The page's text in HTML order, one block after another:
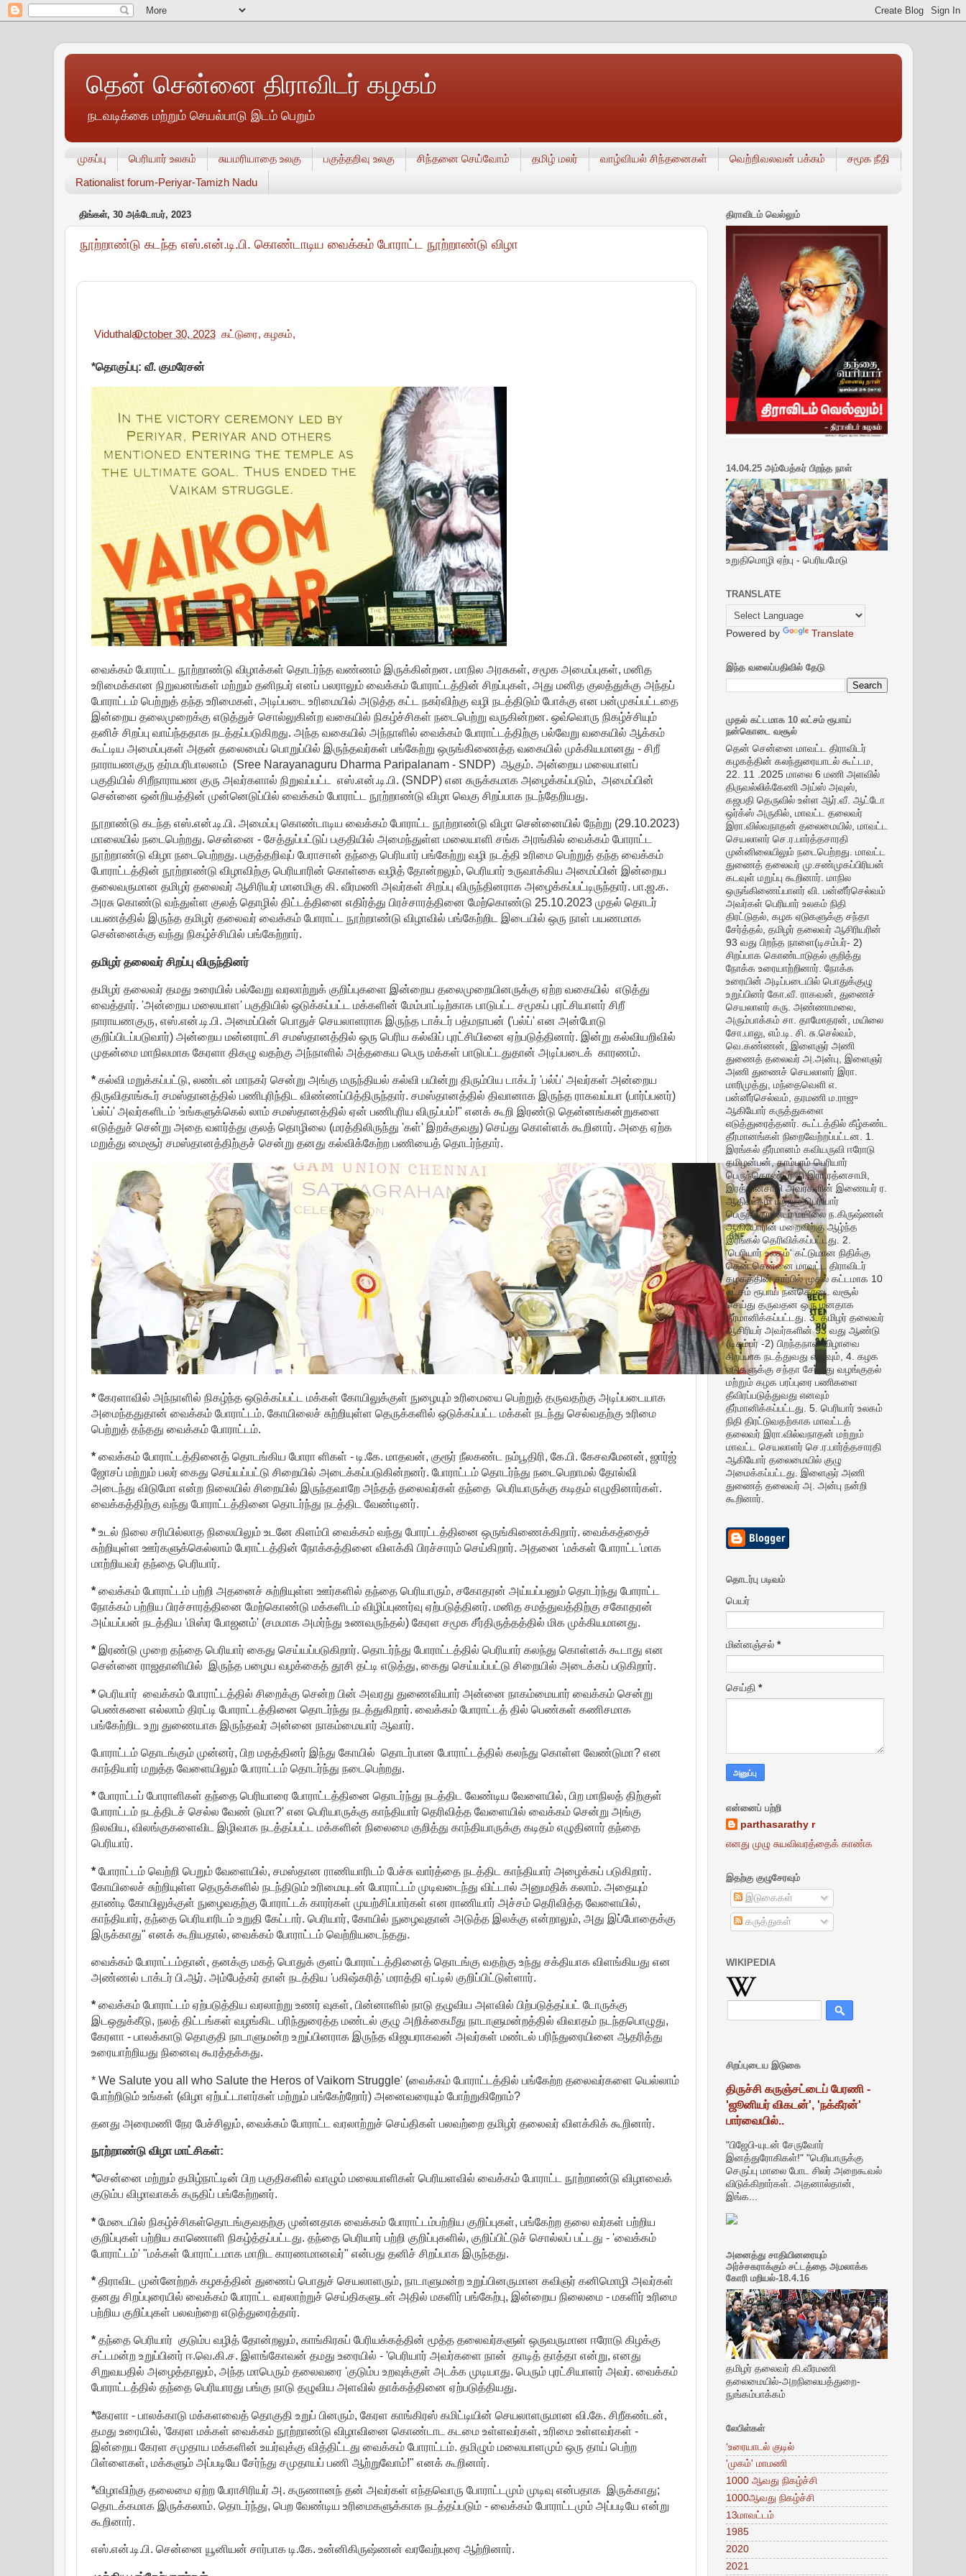
தென் சென்னை திராவிடர் கழகம்
நடவடிக்கை மற்றும் செயல்பாடு இடம் பெறும்
முகப்பு பெரியார் உலகம் சுயமரியாதை உலகு பகுத்தறிவு உலகு சிந்தனை செய்வோம் தமிழ் மலர் வாழ்வியல் சிந்தனைகள் வெற்றிவலவன் பக்கம்
சமூக நீதி
Rationalist forum-Periyar-Tamizh Nadu
திங்கள், 30 அக்டோபர், 2023
நூற்றாண்டு கடந்த எஸ்.என்.டி.பி. கொண்டாடிய வைக்கம் போராட்ட நூற்றாண்டு விழா
ViduthalaiOctober 30, 2023 கட்டுரை, கழகம்,
*தொகுப்பு: வீ. குமரேசன்
வைக்கம் போராட்ட நூற்றாண்டு விழாக்கள் தொடர்ந்த வண்ணம் இருக்கின்றன. மாநில அரசுகள், சமூக அமைப்புகள், மனித
உரிமைக்கான நிறுவனங்கள் மற்றும் தனிநபர் எனப் பலராலும் வைக்கம் போராட்டத்தின் சிறப்புகள், அது மனித குலத்துக்கு அந்தப்
போராட்டம் பெற்றுத் தந்த உரிமைகள், அடிப்படை உரிமையில் அடுத்த கட்ட நகர்விற்கு வழி நடத்திடும் போக்கு என பன்முகப்பட்டதை
இன்றைய தலைமுறைக்கு எடுத்துச் சொல்லுகின்ற வகையில் நிகழ்ச்சிகள் நடைபெற்று வருகின்றன. ஒவ்வொரு நிகழ்ச்சியும்
தனிச் சிறப்பு வாய்ந்ததாக நடத்தப்படுகிறது. அந்த வகையில் அந்நாளில் வைக்கம் போராட்டத்திற்கு பல்வேறு வகையில் ஆக்கம்
கூட்டிய அமைப்புகள் அதன் தலைமைப் பொறுப்பில் இருந்தவர்கள் பங்கேற்று ஒருங்கிணைத்த வகையில் முக்கியமானது - சிறீ
நாராயணகுரு தர்மபரிபாலனம் (Sree Narayanaguru Dharma Paripalanam - SNDP) ஆகும். அன்றைய மலையாளப்
பகுதியில் சிறீநாராயண குரு அவர்களால் நிறுவப்பட்ட எஸ்.என்.டி.பி. (SNDP) என சுருக்கமாக அழைக்கப்படும், அமைப்பின்
சென்னை ஒன்றியத்தின் முன்னெடுப்பில் வைக்கம் போராட்ட நூற்றாண்டு விழா வெகு சிறப்பாக நடந்தேறியது.
நூறாண்டு கடந்த எஸ்.என்.டி.பி. அமைப்பு கொண்டாடிய வைக்கம் போராட்ட நூற்றாண்டு விழா சென்னையில் நேற்று (29.10.2023)
மாலையில் நடைபெற்றது. சென்னை - சேத்துப்பட்டுப் பகுதியில் அமைந்துள்ள மலையாளி சங்க அரங்கில் வைக்கம் போராட்ட
நூற்றாண்டு விழா நடைபெற்றது. பகுத்தறிவுப் பேராசான் தந்தை பெரியார் பங்கேற்று வழி நடத்தி உரிமை பெற்றுத் தந்த வைக்கம்
போராட்டத்தின் நூற்றாண்டு விழாவிற்கு பெரியாரின் கொள்கை வழித் தோன்றலும், பெரியார் உருவாக்கிய அமைப்பின் இன்றைய
தலைவருமான தமிழர் தலைவர் ஆசிரியர் மானமிகு கி. வீரமணி அவர்கள் சிறப்பு விருந்தினராக அழைக்கப்பட்டிருந்தார். பா.ஜ.க.
அரசு கொண்டு வந்துள்ள குலத் தொழில் திட்டத்தினை எதிர்த்து பிரச்சாரத்தினை மேற்கொண்டு 25.10.2023 முதல் தொடர்
பயணத்தில் இருந்த தமிழர் தலைவர் வைக்கம் போராட்ட நூற்றாண்டு விழாவில் பங்கேற்றிட இடையில் ஒரு நாள் பயணமாக
சென்னைக்கு வந்து நிகழ்ச்சியில் பங்கேற்றார்.
தமிழர் தலைவர் சிறப்பு விருந்தினர்
தமிழர் தலைவர் தமது உரையில் பல்வேறு வரலாற்றுக் குறிப்புகளை இன்றைய தலைமுறையினருக்கு ஏற்ற வகையில் எடுத்து
வைத்தார். 'அன்றைய மலையாள' பகுதியில் ஒடுக்கப்பட்ட மக்களின் மேம்பாட்டிற்காக பாடுபட்ட சமூகப் புரட்சியாளர் சிறீ
நாராயணகுரு, எஸ்.என்.டி.பி. அமைப்பின் பொதுச் செயலாளராக இருந்த டாக்டர் பத்மநாபன் ('பல்ப்' என அன்போடு
குறிப்பிடப்படுவார்) அன்றைய மன்னராட்சி சமஸ்தானத்தில் ஒரு பெரிய கல்விப் புரட்சியினை ஏற்படுத்தினார். இன்று கல்வியறிவில்
முதன்மை மாநிலமாக கேரளா திகழு வதற்கு அந்நாளில் அத்தகைய பெரு மக்கள் பாடுபட்டதுதான் அடிப்படைக் காரணம்.
*கல்வி மறுக்கப்பட்டு, லண்டன் மாநகர் சென்று அங்கு மருந்தியல் கல்வி பயின்று திரும்பிய டாக்டர் 'பல்ப்' அவர்கள் அன்றைய
திருவிதாங்கூர் சமஸ்தானத்தில் பணிபுரிந்திட விண்ணப்பித்திருந்தார். சமஸ்தானத்தில் திவானாக இருந்த ராகவய்யா (பார்ப்பனர்)
'பல்ப்' அவர்களிடம் 'உங்களுக்கெல் லாம் சமஸ்தானத்தில் ஏன் பணிபுரிய விருப்பம்!" எனக் கூறி இரண்டு தென்னங்கன்றுகளை
எடுத்துச் சென்று அதை வளர்த்து குலத் தொழிலை (மரத்திலிருந்து 'கள்' இறக்குவது) செய்து கொள்ளக் கூறினார். அதை ஏற்க
மறுத்து மைசூர் சமஸ்தானத்திற்குச் சென்று தனது கல்விக்கேற்ற பணியைத் தொடர்ந்தார்.
* கேரளாவில் அந்நாளில் நிகழ்ந்த ஒடுக்கப்பட்ட மக்கள் கோயிலுக்குள் நுழையும் உரிமையை பெற்றுத் தருவதற்கு அடிப்படையாக
அமைந்ததுதான் வைக்கம் போராட்டம். கோயிலைச் சுற்றியுள்ள தெருக்களில் ஒடுக்கப்பட்ட மக்கள் நடந்து செல்வதற்கு உரிமை
பெற்றுத் தந்தது வைக்கம் போராட்டம்.
* வைக்கம் போராட்டத்தினைத் தொடங்கிய போரா ளிகள் - டி.கே. மாதவன், குரூர் நீலகண்ட நம்பூதிரி, கே.பி. கேசவமேனன், ஜார்ஜ்
ஜோசப் மற்றும் பலர் கைது செய்யப்பட்டு சிறையில் அடைக்கப்படுகின்றனர். போராட்டம் தொடர்ந்து நடைபெறாமல் தோல்வி
அடைந்து விடுமோ என்ற நிலையில் சிறையில் இருந்தவாறே அந்தத் தலைவர்கள் தந்தை பெரியாருக்கு கடிதம் எழுதினார்கள்.
வைக்கத்திற்கு வந்து போராட்டத்தினை தொடர்ந்து நடத்திட வேண்டினர்.
* உடல் நிலை சரியில்லாத நிலையிலும் உடனே கிளம்பி வைக்கம் வந்து போரட்டத்தினை ஒருங்கிணைக்கிறார். வைக்கத்தைச்
சுற்றியுள்ள ஊர்களுக்கெல்லாம் பேராட்டத்தின் நோக்கத்தினை விளக்கி பிரச்சாரம் செய்கிறார். அதனை 'மக்கள் போராட்ட'மாக
மாற்றியவர் தந்தை பெரியார்.
* வைக்கம் போராட்டம் பற்றி அதனைச் சுற்றியுள்ள ஊர்களில் தந்தை பெரியாரும், சகோதரன் அய்யப்பனும் தொடர்ந்து போராட்ட
நோக்கம் பற்றிய பிரச்சாரத்தினை மேற்கொண்டு மக்களிடம் விழிப்புணர்வு ஏற்படுத்தினர். மனித சமத்துவத்திற்கு சகோதரன்
அய்யப்பன் நடத்திய 'மிஸ்ர போஜனம்' (சமமாக அமர்ந்து உணவருந்தல்) கேரள சமூக சீர்திருத்தத்தில் மிக முக்கியமானது.
* இரண்டு முறை தந்தை பெரியார் கைது செய்யப்படுகிறார். தொடர்ந்து போராட்டத்தில் பெரியார் கலந்து கொள்ளக் கூடாது என
சென்னை ராஜதானியில் இருந்த பழைய வழக்கைத் தூசி தட்டி எடுத்து, கைது செய்யப்பட்டு சிறையில் அடைக்கப் படுகிறார்.
* பெரியார் வைக்கம் போராட்டத்தில் சிறைக்கு சென்ற பின் அவரது துணைவியார் அன்னை நாகம்மையார் வைக்கம் சென்று
பெண்களை எல்லாம் திரட்டி போராட்டத்தினை தொடர்ந்து நடத்துகிறார். வைக்கம் போராட்டத் தில் பெண்கள் கணிசமாக
பங்கேற்றிட உறு துணையாக இருந்தவர் அன்னை நாகம்மையார் ஆவார்.
போராட்டம் தொடங்கும் முன்னர், பிற மதத்தினர் இந்து கோயில் தொடர்பான போராட்டத்தில் கலந்து கொள்ள வேண்டுமா? என
காந்தியார் மறுத்த வேளையிலும் போராட்டம் தொடர்ந்து நடைபெற்றது.
* போராட்டப் போராளிகள் தந்தை பெரியாரை போராட்டத்தினை தொடர்ந்து நடத்திட வேண்டிய வேளையில், பிற மாநிலத் திற்குள்
போராட்டம் நடத்திடச் செல்ல வேண் டுமா?' என பெரியாருக்கு காந்தியார் தெரிவித்த வேளையில் வைக்கம் சென்று அங்கு
நிலவிய, விலங்குகளைவிட இழிவாக நடத்தப்பட்ட மக்களின் நிலைமை குறித்து காந்தியாருக்கு கடிதம் எழுதினார் தந்தை
பெரியார்.
* போராட்டம் வெற்றி பெறும் வேளையில், சமஸ்தான ராணியாரிடம் பேச்சு வார்த்தை நடத்திட காந்தியார் அழைக்கப் படுகிறார்.
கோயிலைச் சுற்றியுள்ள தெருக்களில் நடந்திடும் உரிமையுடன் போராட்டம் முடிவடைந்து விட்டால் அனுமதிக் கலாம். அதையும்
தாண்டி கோயிலுக்குள் நுழைவதற்கு போராட்டக் காரர்கள் முயற்சிப்பார்கள் என ராணியார் அச்சம் தெரிவித்த வேளையில்,
காந்தியார், தந்தை பெரியாரிடம் உறுதி கேட்டார். பெரியார், கோயில் நுழைவுதான் அடுத்த இலக்கு என்றாலும், அது இப்போதைக்கு
இருக்காது" எனக் கூறியதால், வைக்கம் போராட்டம் வெற்றியடைந்தது.
வைக்கம் போராட்டம்தான், தனக்கு மகத் பொதுக் குளப் போராட்டத்தினைத் தொடங்கு வதற்கு உந்து சக்தியாக விளங்கியது என
அண்ணல் டாக்டர் பி.ஆர். அம்பேத்கர் தான் நடத்திய 'பகிஷ்கரித்' மராத்தி ஏட்டில் குறிப்பிட்டுள்ளார்.
* வைக்கம் போராட்டம் ஏற்படுத்திய வரலாற்று உணர் வுகள், பின்னாளில் நாடு தழுவிய அளவில் பிற்படுத்தப்பட் டோருக்கு
இடஒதுக்கீடு, நலத் திட்டங்கள் வழங்கிட பரிந்துரைத்த மண்டல் குழு அறிக்கைமீது நாடாளுமன்றத்தில் விவாதம் நடந்தபொழுது,
கேரளா - பாலக்காடு தொகுதி நாடாளுமன்ற உறுப்பினராக இருந்த விஜயராகவன் அவர்கள் மண்டல் பரிந்துரையினை ஆதரித்து
உரையாற்றியது நினைவு கூரத்தக்கது.
* We Salute you all who Salute the Heros of Vaikom Struggle' (வைக்கம் போராட்டத்தில் பங்கேற்ற தலைவர்களை யெல்லாம்
போற்றிடும் உங்கள் (விழா ஏற்பட்டாளர்கள் மற்றும் பங்கேற்றோர்) அனைவரையும் போற்றுகிறோம்?
தனது அரைமணி நேர பேச்சிலும், வைக்கம் போராட்ட வரலாற்றுச் செய்திகள் பலவற்றை தமிழர் தலைவர் விளக்கிக் கூறினார்.
நூற்றாண்டு விழா மாட்சிகள்:
*சென்னை மற்றும் தமிழ்நாட்டின் பிற பகுதிகளில் வாழும் மலையாளிகள் பெரியளவில் வைக்கம் போராட்ட நூற்றாண்டு விழாவைக்
குடும்ப விழாவாகக் கருதிப் பங்கேற்றனர்.
*மேடையில் நிகழ்ச்சிகள்தொடங்குவதற்கு முன்னதாக வைக்கம் போராட்டம்பற்றிய குறிப்புகள், பங்கேற்ற தலை வர்கள் பற்றிய
குறிப்புகள் பற்றிய காணொளி நிகழ்த்தப்பட்டது. தந்தை பெரியார் பற்றி குறிப்புகளில், குறிப்பிட்டுச் சொல்லப் பட்டது - 'வைக்கம்
போராட்டம்' "மக்கள் போராட்டமாக மாறிட காரணமானவர்" என்பது தனிச் சிறப்பாக இருந்தது.
* திராவிட முன்னேற்றக் கழகத்தின் துணைப் பொதுச் செயலாளரும், நாடாளுமன்ற உறுப்பினருமான கவிஞர் கனிமொழி அவர்கள்
தனது சிறப்புரையில் வைக்கம் போராட்ட வரலாற்றுச் செய்திகளுடன் அதில் மகளிர் பங்கேற்பு, இன்றைய நிலைமை - மகளிர் உரிமை
பற்றிய குறிப்புகள் பலவற்றை எடுத்துரைத்தார்.
* தந்தை பெரியார் குடும்ப வழித் தோன்றலும், காங்கிரசுப் பேரியக்கத்தின் மூத்த தலைவர்களுள் ஒருவருமான ஈரோடு கிழக்கு
சட்டமன்ற உறுப்பினர் ஈ.வெ.கி.ச. இளங்கோவன் தமது உரையில் - 'பெரியார் அவர்களை நான் தாடித் தாத்தா என்று, எனது
சிறுவயதில் அழைத்தாலும், அந்த மாபெரும் தலைவரை 'குடும்ப உறவுக்குள் அடக்க முடியாது. பெரும் புரட்சியாளர் அவர். வைக்கம்
போராட்டத்தில் தந்தை பெரியாரது பங்கு நாடு தழுவிய அளவில் தாக்கத்தினை ஏற்படுத்தியது.
*கேரளா - பாலக்காடு மக்களவைத் தொகுதி உறுப் பினரும், கேரள காங்கிரஸ் கமிட்டியின் செயலாளருமான வி.கே. சிறீகண்டன்,
தமது உரையில், 'கேரள மக்கள் வைக்கம் நூற்றாண்டு விழாவினை கொண்டாட கடமை உள்ளவர்கள், உரிமை உள்ளவர்கள் -
இன்றைய கேரள சமுதாய மக்களின் உயர்வுக்கு வித்திட்டது வைக்கம் போராட்டம். தமிழும் மலையாளமும் ஒரு தாய் பெற்ற
பிள்ளைகள், மக்களும் அப்படியே சேர்ந்து சமுதாயப் பணி ஆற்றுவோம்!" எனக் கூறினார்.
*விழாவிற்கு தலைமை ஏற்ற பேராசிரியர் அ. கருணானந் தன் அவர்கள் எந்தவொரு போராட்டமும் முடிவு என்பதாக இருக்காது;
தொடக்கமாக இருக்கலாம். தொடர்ந்து, பெற வேண்டிய உரிமைகளுக்காக நடத்தப்படும் - வைக்கம் போராட்டமும் அப்படியே என்று
கூறினார்.
எஸ்.என்.டி.பி. சென்னை யூனியன் சார்பாக டி.கே. உன்னிகிருஷ்ணன் வரவேற்புரை ஆற்றினார்.
திராவிடம் வெல்லும்
14.04.25 அம்பேத்கர் பிறந்த நாள்
உறுதிமொழி ஏற்பு - பெரியமேடு
TRANSLATE
Powered by Translate
இந்த வலைப்பதிவில் தேடு
முதல் கட்டமாக 10 லட்சம் ரூபாய்
நன்கொடை வசூல்
தென் சென்னை மாவட்ட திராவிடர்
கழகத்தின் கலந்துரையாடல் கூட்டம,
22. 11 .2025 மாலை 6 மணி அளவில்
திருவல்லிக்கேணி அய்ஸ் அவுஸ்,
கஜபதி தெருவில் உள்ள ஆர்.வீ. ஆட்டோ
ஒர்க்ஸ் அருகில், மாவட்ட தலைவர்
இரா.வில்வநாதன் தலைமையில், மாவட்ட
செயலாளர் செ.ர.பார்த்தசாரதி
முன்னிலையிலும் நடைபெற்றது. மாவட்ட
துணைத் தலைவர் மு.சண்முகப்பிரியன்
கடவுள் மறுப்பு கூறினார். மாநில
ஒருங்கிணைப்பாளர் வி. பன்னீர்செல்வம்
அவர்கள் பெரியார் உலகம் நிதி
திரட்டுதல், கழக ஏடுகளுக்கு சந்தா
சேர்த்தல், தமிழர் தலைவர் ஆசிரியரின்
93 வது பிறந்த நாளை(டிசம்பர்- 2)
சிறப்பாக கொண்டாடுதல் குறித்து
நோக்க உரையாற்றினார். நோக்க
உரையின் அடிப்படையில் பொதுக்குழு
உறுப்பினர் கோ.வீ. ராகவன், துணைச்
செயலாளர் கரு. அண்ணாமலை,
அரும்பாக்கம் சா. தாமோதரன், மயிலை
சோ.பாலு, எம்.டி. சி. சு.செல்வம்,
வெ.கண்ணன், இளைஞர் அணி
துணைத் தலைவர் அ.அன்பு, இளைஞர்
அணி துணைச் செயலாளர் இரா.
மாரிமுத்து, மந்தைவெளி எ.
பன்னீர்செல்வம், தரமணி ம.ராஜு
ஆகியோர் கருத்துகளை
எடுத்துரைத்தனர். கூட்டத்தில் கீழ்கண்ட
தீர்மானங்கள் நிறைவேற்றப்பட்டன. 1.
இரங்கல் தீர்மானம் கவியருவி ஈரோடு
தமிழன்பன், தாம்பரம் பெரியார்
பெருந்தொண்டர் தி.இரா.ரத்னசாமி,
இரத்தினசாமி அவர்களின் இணையர் ர.
ஆதிலட்சுமி மற்றும் பெரியார்
பெருந்தொண்டர் மயிலை ந.கிருஷ்ணன்
ஆகியோரின் மறைவிற்கு ஆழ்ந்த
இரங்கல் தெரிவிக்கப்பட்டது. 2.
'பெரியார் உலகம்' கட்டுமான நிதிக்கு
தென் சென்னை மாவட்ட திராவிடர்
கழகத்தின் சார்பில் முதல் கட்டமாக 10
லட்சம் ரூபாய் நன்கொடை வசூல்
செய்து தருவதன ஒரு மனதாக
தீர்மானிக்கப்பட்டது. 3. தமிழர் தலைவர்
ஆசிரியர் அவர்களின் 93 வது ஆண்டு
(டிசம்பர் -2) பிறந்தநாள் விழாவை
சிறப்பாக நடத்துவது எனவும், 4. கழக
ஏடுகளுக்கு சந்தா சேர்த்து வழங்குதல்
மற்றும் கழக பரப்புரை பணிகளை
தீவிரப்படுத்துவது எனவும்
தீர்மானிக்கப்பட்டது. 5. பெரியார் உலகம்
நிதி திரட்டுவதற்காக மாவட்டத்
தலைவர் இரா.வில்வநாதன் மற்றும்
மாவட்ட செயலாளர் செ.ர.பார்த்தசாரதி
ஆகியோர் தலைமையில் குழு
அமைக்கப்பட்டது. இளைஞர் அணி
துணைத் தலைவர் அ. அன்பு நன்றி
கூறினார்.
தொடர்பு படிவம்
பெயர்
மின்னஞ்சல் *
செய்தி *
என்னைப் பற்றி
parthasarathy r
எனது முழு சுயவிவரத்தைக் காண்க
இதற்கு குழுசேரவும்
இடுகைகள்
கருத்துகள்
WIKIPEDIA
சிறப்புடைய இடுகை
திருச்சி கருஞ்சட்டைப் பேரணி -
'ஜூனியர் விகடன்', 'நக்கீரன்'
பார்வையில்..
"பிஜேபி-யுடன் சேருவோர்
இனத்துரோகிகள்!" "பெரியாருக்கு
செருப்பு மாலை போட சிலர் அறைகூவல்
விடுக்கிறார்கள். அதனால்தான்,
இங்க...
அனைத்து சாதியினரையும்
அர்ச்சகராக்கும் சட்டத்தை அமலாக்க
கோரி மறியல்-18.4.16
தமிழர் தலைவர் கி.வீரமணி
தலைமையில்-அறநிலையத்துறை-
நுங்கம்பாக்கம்
லேபிள்கள்
‘உரையாடல் குடில்
'முகம்' மாமணி
1000 ஆவது நிகழ்ச்சி
1000ஆவது நிகழ்ச்சி
13மாவட்டம்
1985
2020
2021